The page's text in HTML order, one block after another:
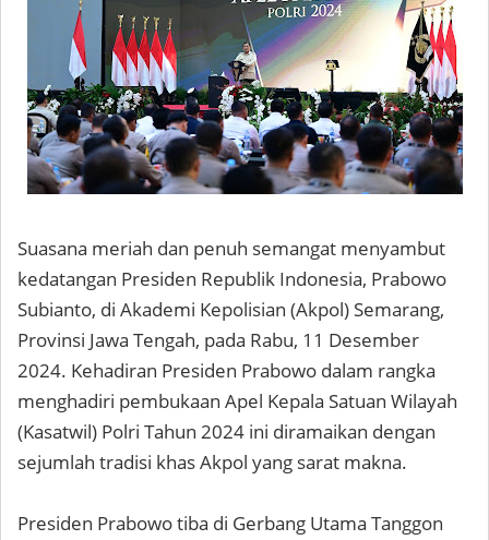
Suasana meriah dan penuh semangat menyambut
kedatangan Presiden Republik Indonesia, Prabowo
Subianto, di Akademi Kepolisian (Akpol) Semarang,
Provinsi Jawa Tengah, pada Rabu, 11 Desember
2024. Kehadiran Presiden Prabowo dalam rangka
menghadiri pembukaan Apel Kepala Satuan Wilayah
(Kasatwil) Polri Tahun 2024 ini diramaikan dengan
sejumlah tradisi khas Akpol yang sarat makna.
Presiden Prabowo tiba di Gerbang Utama Tanggon